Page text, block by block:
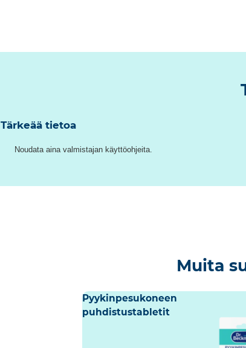
Tärkeää tietoa
Noudata aina valmistajan käyttöohjeita.
Muita
Pyykinpesukoneen
puhdistustabletit